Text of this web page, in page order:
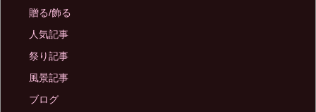
贈る/飾る
人気記事
祭り記事
風景記事
ブログ